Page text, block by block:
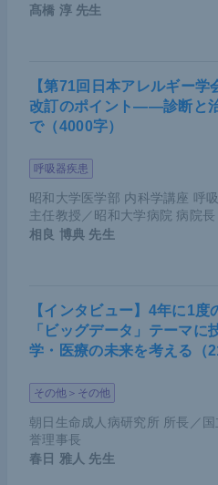
髙橋 淳 先生
【第71回日本アレルギー
改訂のポイント――診断と
で（4000字）
呼吸器疾患
昭和大学医学部 内科学講座 呼
主任教授／昭和大学病院 病院長
相良 博典 先生
【インタビュー】4年に1
「ビッグデータ」テーマに
学・医療の未来を考える（
その他＞その他
朝日生命成人病研究所 所長／
誉理事長
春日 雅人 先生